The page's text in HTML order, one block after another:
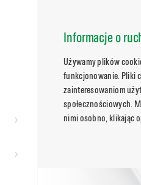
Informacje o
Używamy plików
funkcjonowanie. Pliki
zainteresowaniom
społecznościowych.
nimi osobno, klikając